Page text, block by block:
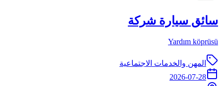
سائق سيارة شركة
Yardım köprüsü
المهن والخدمات الاجتماعية
2026-07-28